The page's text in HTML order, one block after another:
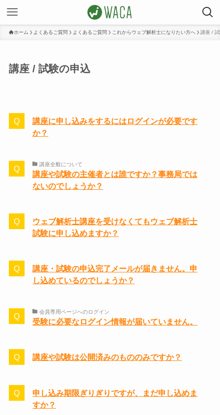
ホーム よくあるご質問 よくあるご質問 これからウェブ解析士になりたい方へ 講座 /
講座 / 試験の申込
講座に申し込みをするにはログインが必要です
か？
講座全般について
講座や試験の主催者とは誰ですか？事務局では
ないのでしょうか？
ウェブ解析士講座を受けなくてもウェブ解析士
試験に申し込めますか？
講座・試験の申込完了メールが届きません。申
し込めているのでしょうか？
会員専用ページへのログイン
受験に必要なログイン情報が届いていません。
講座や試験は公開済みのもののみですか？
申し込み期限ぎりぎりですが、まだ申し込めま
すか？